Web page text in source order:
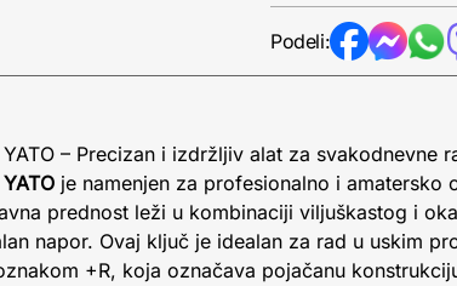
Podeli:
– Precizan i izdržljiv alat za svakodnevne
je namenjen za profesionalno i amatersko
prednost leži u kombinaciji viljuškastog i
napor. Ovaj ključ je idealan za rad u uskim
+R, koja označava pojačanu